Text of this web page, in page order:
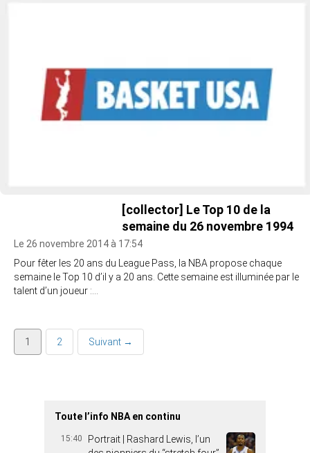
[collector] Le Top 10 de la
semaine du 26 novembre 1994
Le 26 novembre 2014 à 17:54
Pour fêter les 20 ans du League Pass, la NBA propose chaque
semaine le Top 10 d’il y a 20 ans. Cette semaine est illuminée par le
talent d’un joueur :…
1 2 Suivant →
Toute l’info NBA en continu
15:40
Portrait | Rashard Lewis, l’un